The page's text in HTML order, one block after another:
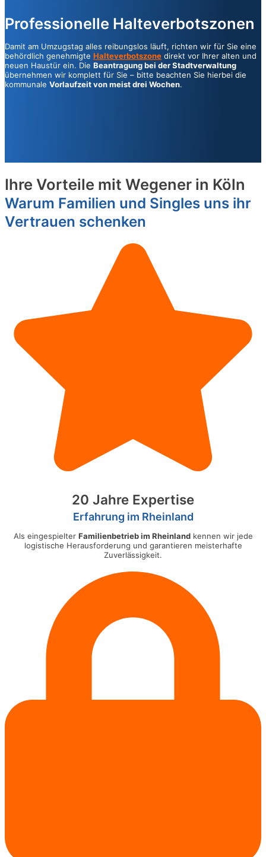
Professionelle Halteverbotszonen
Damit am Umzugstag alles reibungslos läuft, richten wir für Sie eine
behördlich genehmigte Halteverbotszone direkt vor Ihrer alten und
neuen Haustür ein. Die Beantragung bei der Stadtverwaltung
übernehmen wir komplett für Sie – bitte beachten Sie hierbei die
kommunale Vorlaufzeit von meist drei Wochen.
Ihre Vorteile mit Wegener in Köln
Warum Familien und Singles uns ihr
Vertrauen schenken
20 Jahre Expertise
Erfahrung im Rheinland
Als eingespielter Familienbetrieb im Rheinlandkennen wir jede
logistische Herausforderung und garantieren meisterhafte
Zuverlässigkeit.